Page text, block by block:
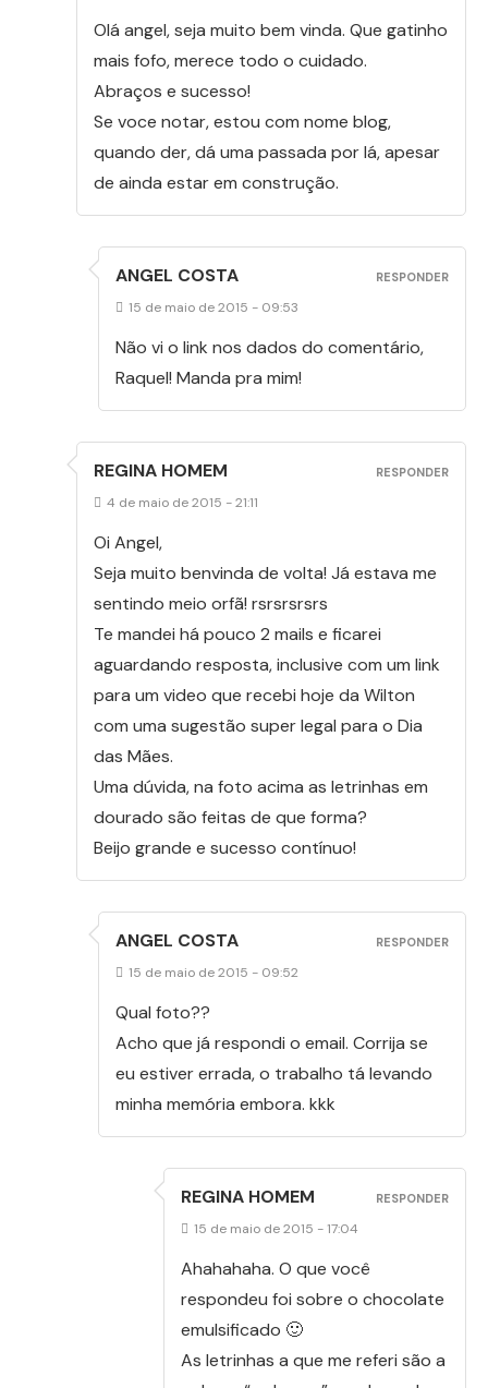
Olá angel, seja muito bem vinda. Que gatinho
mais fofo, merece todo o cuidado.
Abraços e sucesso!
Se voce notar, estou com nome blog,
quando der, dá uma passada por lá, apesar
de ainda estar em construção.
ANGEL COSTA
15 de maio de 2015 - 09:53
Não vi o link nos dados do comentário,
Raquel! Manda pra mim!
RESPONDER
REGINA HOMEM
4 de maio de 2015 - 21:11
Oi Angel,
Seja muito benvinda de volta! Já estava me
sentindo meio orfã! rsrsrsrsrs
Te mandei há pouco 2 mails e ficarei
aguardando resposta, inclusive com um link
para um video que recebi hoje da Wilton
com uma sugestão super legal para o Dia
das Mães.
Uma dúvida, na foto acima as letrinhas em
dourado são feitas de que forma?
Beijo grande e sucesso contínuo!
RESPONDER
ANGEL COSTA
15 de maio de 2015 - 09:52
Qual foto??
Acho que já respondi o email. Corrija se
eu estiver errada, o trabalho tá levando
minha memória embora. kkk
RESPONDER
REGINA HOMEM
15 de maio de 2015 - 17:04
Ahahahaha. O que você
respondeu foi sobre o chocolate
emulsificado 🙂
As letrinhas a que me referi são a
RESPONDER